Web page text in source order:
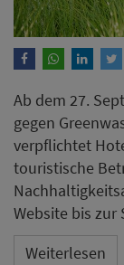
Ab dem 27.
gegen
verpflichtet
touristische
Website bis zur
Weiterlesen